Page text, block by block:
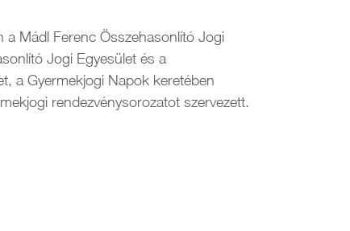
Mádl Ferenc Összehasonlító Jogi
Jogi Egyesület és a
a Gyermekjogi Napok keretében
rendezvénysorozatot szervezett.